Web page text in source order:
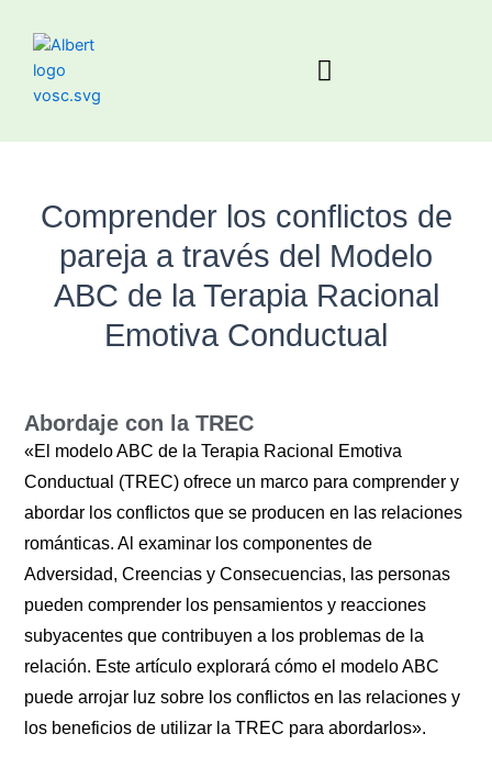
Comprender los conflictos de
pareja a través del Modelo
ABC de la Terapia Racional
Emotiva Conductual
Abordaje con la TREC
«El modelo ABC de la Terapia Racional Emotiva
Conductual (TREC) ofrece un marco para comprender y
abordar los conflictos que se producen en las relaciones
románticas. Al examinar los componentes de
Adversidad, Creencias y Consecuencias, las personas
pueden comprender los pensamientos y reacciones
subyacentes que contribuyen a los problemas de la
relación. Este artículo explorará cómo el modelo ABC
puede arrojar luz sobre los conflictos en las relaciones y
los beneficios de utilizar la TREC para abordarlos».